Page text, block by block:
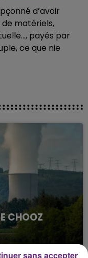
d’avoir
matériels,
payés par
ce que nie
CHOOZ
centrale
Une situation
sans accepter